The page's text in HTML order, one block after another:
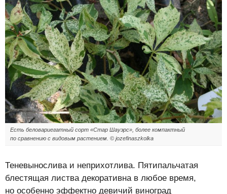
Есть беловариегатный сорт «Стар Шауэрс», более компактный
по сравнению с видовым растением. © jozefinaszkolka
Теневынослива и неприхотлива. Пятипальчатая
блестящая листва декоративна в любое время,
но особенно эффектно девичий виноград